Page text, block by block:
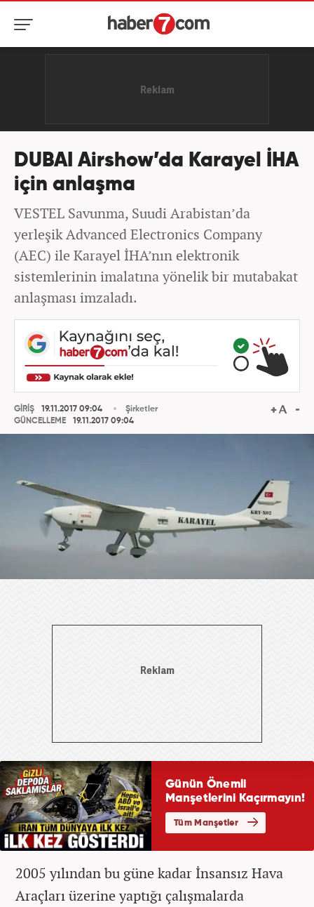
DUBAI Airshow’da Karayel İHA
için anlaşma
VESTEL Savunma, Suudi Arabistan’da
yerleşik Advanced Electronics Company
(AEC) ile Karayel İHA’nın elektronik
sistemlerinin imalatına yönelik bir mutabakat
anlaşması imzaladı.
GİRİŞ
19.11.2017 09:04
GÜNCELLEME
19.11.2017 09:04
Şirketler
2005 yılından bu güne kadar İnsansız Hava
Araçları üzerine yaptığı çalışmalarda